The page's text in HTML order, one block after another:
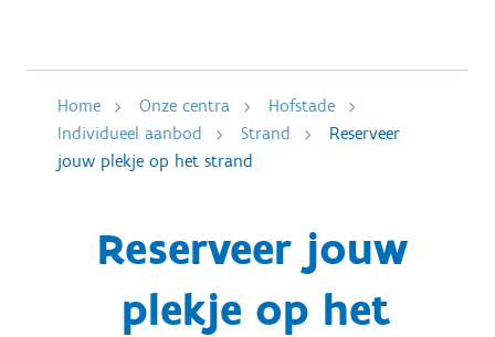
Home Onze centra
Hofstade
Individueel aanbod
Strand
Reserveer
jouw plekje op het strand
Reserveer jouw
plekje op het